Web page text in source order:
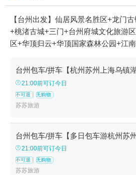
【台州出发】仙居风景名胜区+龙门
+桃渚古城+三门+台州府城文化旅游
区+华顶归云+华顶国家森林公园+江
+温岭新概念游泳会所+台州黄土岭
梦幻部落游乐园+吉捕岙沙滩+温岭
山庄+神仙居莲荷文化园+台州湾野
海安基山滑翔基地-已下线+小济公
台县+蛇蟠岛野人洞+温岭两栖动物
园+始丰湖夜游+天台山-桐柏宫+台
田+台州市体育中心体育场1日游
台州包车/拼车【杭州苏州上海乌镇
21:00前可订今日
不可退 无购物
苏苏旅游
台州包车/拼车【多日包车游杭州苏
21:00前可订今日
不可退 无购物
苏苏旅游